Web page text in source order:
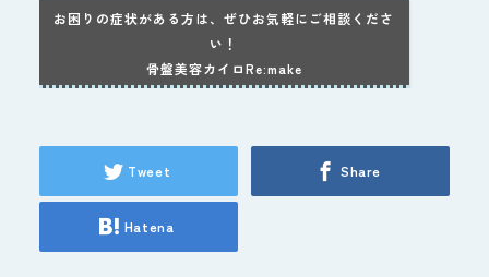
お困りの症状がある方は、ぜひお気軽にご相談くださ
い！
骨盤美容カイロRe:make
Tweet Share
Hatena